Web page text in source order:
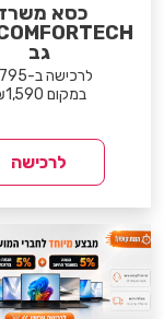
כסא
גב
לרכישה ב-₪795
במקום ₪1,590
לרכישה